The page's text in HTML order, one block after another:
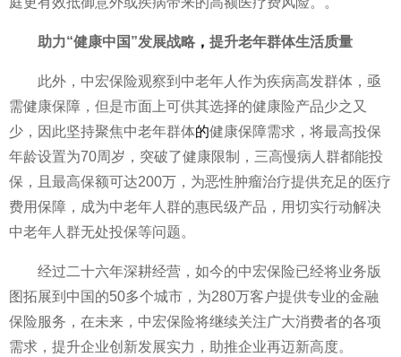
助力“健康中国”发展战略 ， 提升老年群体生活质量
此外，中宏保险观察到中老年人作为疾病高发群体，亟
需健康保障，但是市面上可供其选择的健康险产品少之又
少，因此坚持聚焦中老年群体的健康保障需求，将最高投保
年龄设置为70周岁，突破了健康限制，三高慢病人群都能投
保，且最高保额可达200万，为恶性肿瘤治疗提供充足的医疗
费用保障，成为中老年人群的惠民级产品，用切实行动解决
中老年人群无处投保等问题。
经过二十六年深耕经营，如今的中宏保险已经将业务版
图拓展到中国的50多个城市，为280万客户提供专业的金融
保险服务，在未来，中宏保险将继续关注广大消费者的各项
需求，提升企业创新发展实力，助推企业再迈新高度。